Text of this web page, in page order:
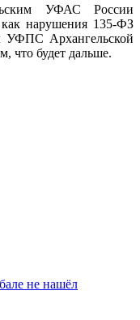
УФАС России
нарушения 135-ФЗ
УФПС Архангельской
что будет дальше.